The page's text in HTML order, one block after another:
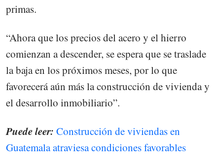
primas.
“Ahora que los precios del acero y el hierro
comienzan a descender, se espera que se traslade
la baja en los próximos meses, por lo que
favorecerá aún más la construcción de vivienda y
el desarrollo inmobiliario”.
Puede leer: Construcción de viviendas en
Guatemala atraviesa condiciones favorables